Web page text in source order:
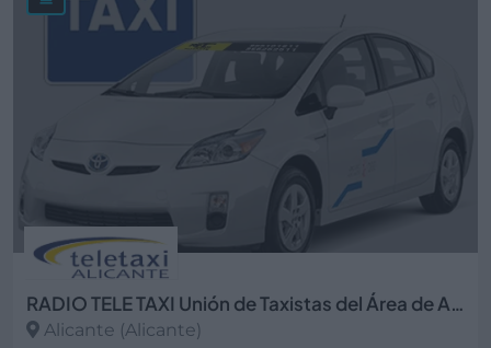
RADIO TELE TAXI Unión de Taxistas del Área de Alicante
Alicante (Alicante)